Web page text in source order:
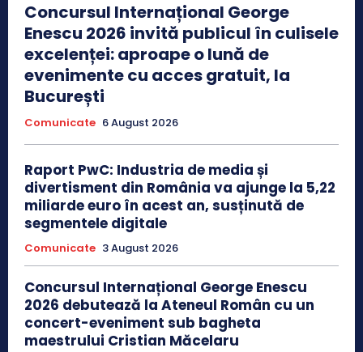
Concursul Internațional George
Enescu 2026 invită publicul în culisele
excelenței: aproape o lună de
evenimente cu acces gratuit, la
București
Comunicate 6 August 2026
Raport PwC: Industria de media și
divertisment din România va ajunge la 5,22
miliarde euro în acest an, susținută de
segmentele digitale
Comunicate 3 August 2026
Concursul Internațional George Enescu
2026 debutează la Ateneul Român cu un
concert-eveniment sub bagheta
maestrului Cristian Măcelaru